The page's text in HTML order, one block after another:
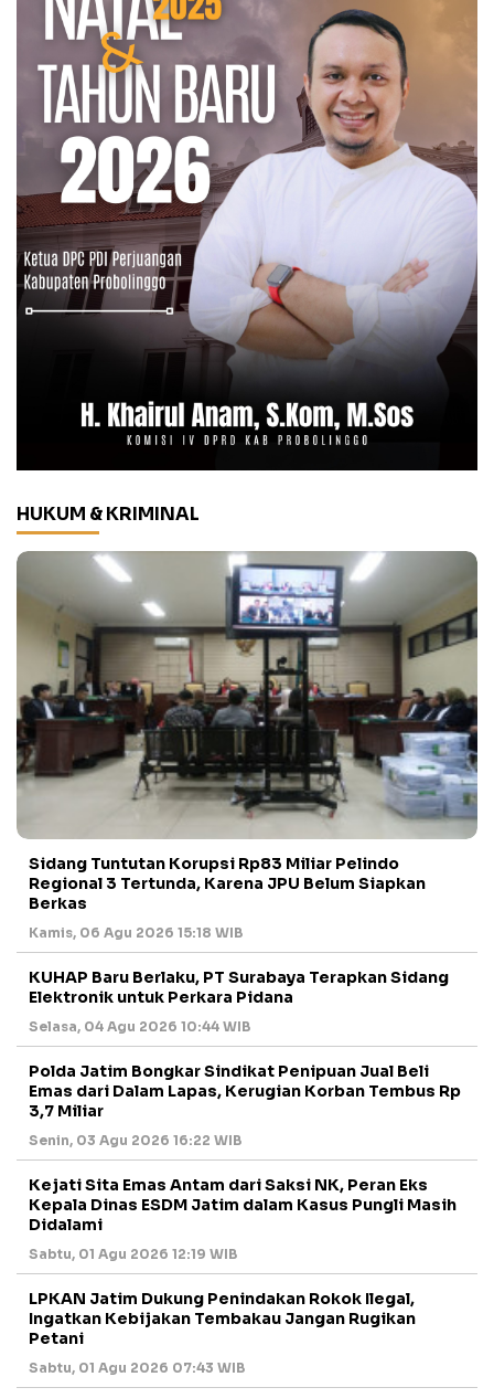
HUKUM & KRIMINAL
Sidang Tuntutan Korupsi Rp83 Miliar Pelindo
Regional 3 Tertunda, Karena JPU Belum Siapkan
Berkas
Kamis, 06 Agu 2026 15:18 WIB
KUHAP Baru Berlaku, PT Surabaya Terapkan Sidang
Elektronik untuk Perkara Pidana
Selasa, 04 Agu 2026 10:44 WIB
Polda Jatim Bongkar Sindikat Penipuan Jual Beli
Emas dari Dalam Lapas, Kerugian Korban Tembus Rp
3,7 Miliar
Senin, 03 Agu 2026 16:22 WIB
Kejati Sita Emas Antam dari Saksi NK, Peran Eks
Kepala Dinas ESDM Jatim dalam Kasus Pungli Masih
Didalami
Sabtu, 01 Agu 2026 12:19 WIB
LPKAN Jatim Dukung Penindakan Rokok Ilegal,
Ingatkan Kebijakan Tembakau Jangan Rugikan
Petani
Sabtu, 01 Agu 2026 07:43 WIB